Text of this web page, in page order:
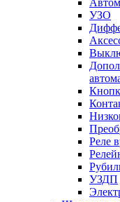
УЗО
Реле
УЗДП